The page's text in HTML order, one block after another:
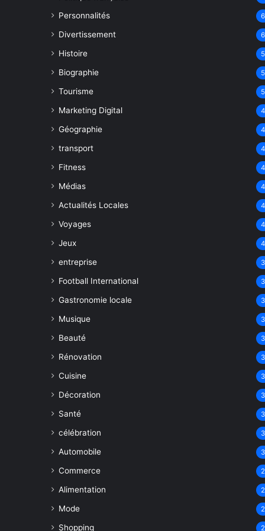
Personnalités 6
Divertissement 6
Histoire 5
Biographie 5
Tourisme 5
Marketing Digital 4
Géographie 4
transport 4
Fitness 4
Médias 4
Actualités Locales 4
Voyages 4
Jeux 4
entreprise 3
Football International 3
Gastronomie locale 3
Musique 3
Beauté 3
Rénovation 3
Cuisine 3
Décoration 3
Santé 3
célébration 3
Automobile 3
Commerce 2
Alimentation 2
Mode 2
Shopping 2